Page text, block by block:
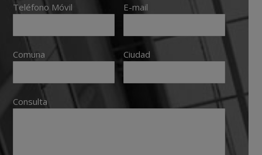
Teléfono Móvil E-mail
Comuna Ciudad
Consulta